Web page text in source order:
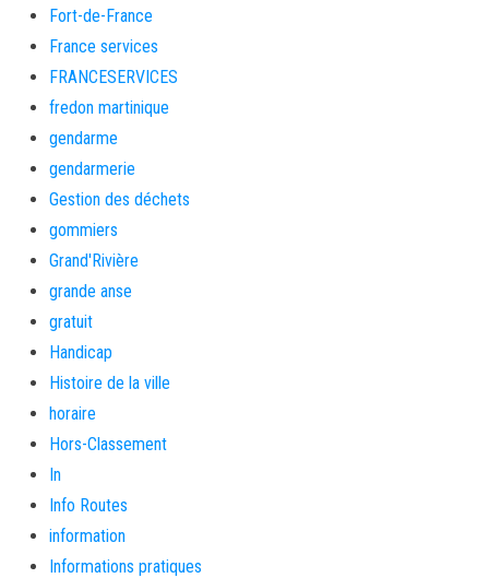
Fort-de-France
France services
FRANCESERVICES
fredon martinique
gendarme
gendarmerie
Gestion des déchets
gommiers
Grand'Rivière
grande anse
gratuit
Handicap
Histoire de la ville
horaire
Hors-Classement
In
Info Routes
information
Informations pratiques